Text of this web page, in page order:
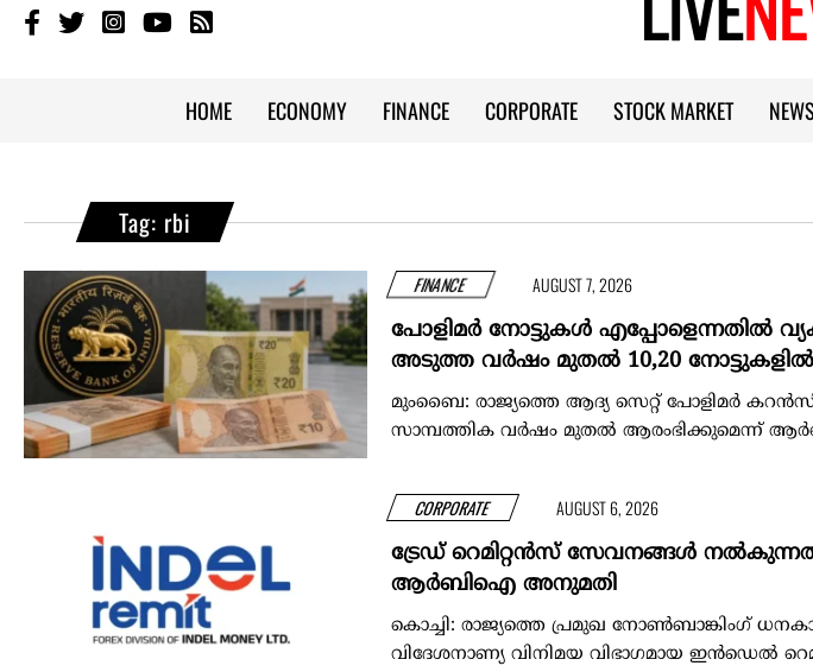
HOME ECONOMY FINANCE CORPORATE STOCK MARKET NEWS
Tag: rbi
FINANCE AUGUST 7, 2026
പോളിമർ നോട്ടുകൾ എപ്പോളെന്നതിൽ
അടുത്ത വർഷം മുതൽ 10,20 നോട്ടുകളിൽ
മുംബൈ: രാജ്യത്തെ ആദ്യ സെറ്റ് പോളിമർ
സാമ്പത്തിക വർഷം മുതൽ ആരംഭിക്കുമെന്ന്
CORPORATE AUGUST 6, 2026
ട്രേഡ് റെമിറ്റന്‍സ് സേവനങ്ങള്‍
ആര്‍ബിഐ അനുമതി
കൊച്ചി: രാജ്യത്തെ പ്രമുഖ നോണ്‍ബാങ്കിംഗ്
വിദേശനാണ്യ വിനിമയ വിഭാഗമായ ഇന്‍ഡെല്‍